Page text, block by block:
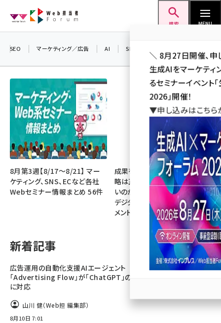
ン
検索 MENU
seo (3546)
ai (2830)
youtube (2455)
note (2330)
セミナー (2328)
llmo (1172)
SEO マーケティング／広告 AI SNS
8月第3週【8/17～8/21】 マー
ケティング、SNS、ECなど各社
Webセミナー情報まとめ 56件
成果を生む組織づくり『なぜ戦
略は正しいのに成果があがらな
いのか？ 事業成長をリードする
デジタルマーケティング・マネジ
メント』を3名様にプレゼント
新着記事
広告運用の自動化支援AIエージェント
「Advertising Flow」が「ChatGPT」の広告
に対応
山川 健（Web担 編集部）
8月10日 7:01
＼ 8月27日開催、申
生成AIをマーケティ
るセミナーイベント
2026」開催！
▼申し込みはこち